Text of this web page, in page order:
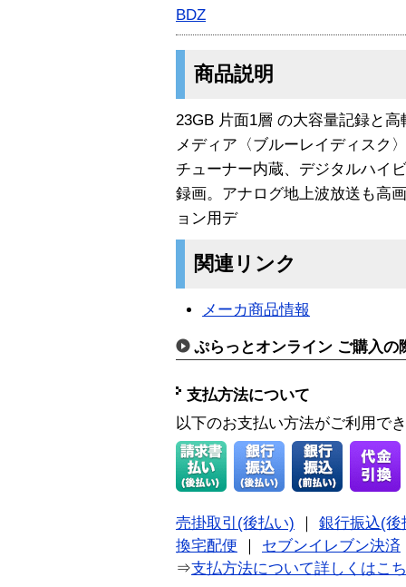
BDZ
商品説明
23GB 片面1層 の大容量記録と
メディア〈ブルーレイディスク
チューナー内蔵、デジタルハイ
録画。アナログ地上波放送も高
ョン用デ
関連リンク
メーカ商品情報
ぷらっとオンライン ご購入の
支払方法について
以下のお支払い方法がご利用で
売掛取引(後払い)
銀行振込(後
換宅配便
セブンイレブン決済
⇒支払方法について詳しくはこ